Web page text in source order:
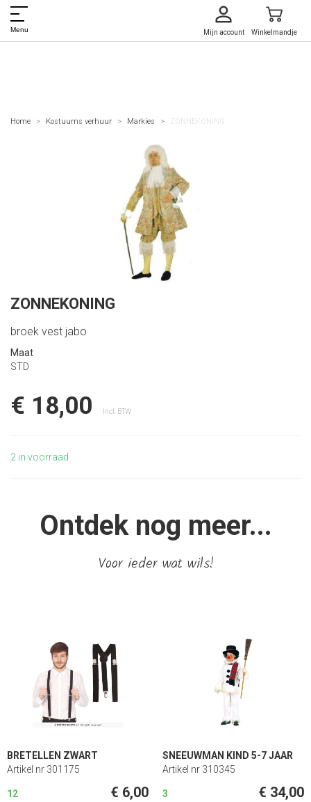
Menu Mijn account Winkelmandje
Home Kostuums verhuur Markies ZONNEKONING
ZONNEKONING
broek vest jabo
Maat
STD
€ 18,00 Incl. BTW
2 in voorraad
Ontdek nog meer...
Voor ieder wat wils!
BRETELLEN ZWART
Artikel nr 301175
12 € 6,00
SNEEUWMAN KIND 5-7 JAAR
Artikel nr 310345
3 € 34,00